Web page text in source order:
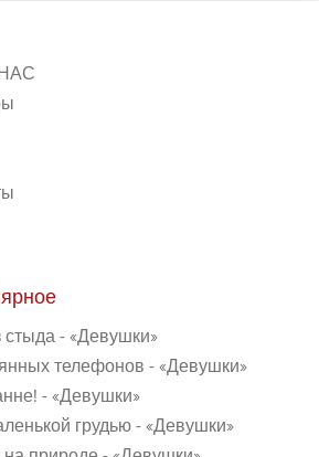
стыда - «Девушки»
телефонов - «Девушки»
- «Девушки»
грудью - «Девушки»